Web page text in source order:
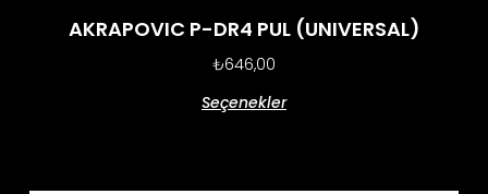
AKRAPOVIC P-DR4 PUL (UNIVERSAL)
₺646,00
Seçenekler